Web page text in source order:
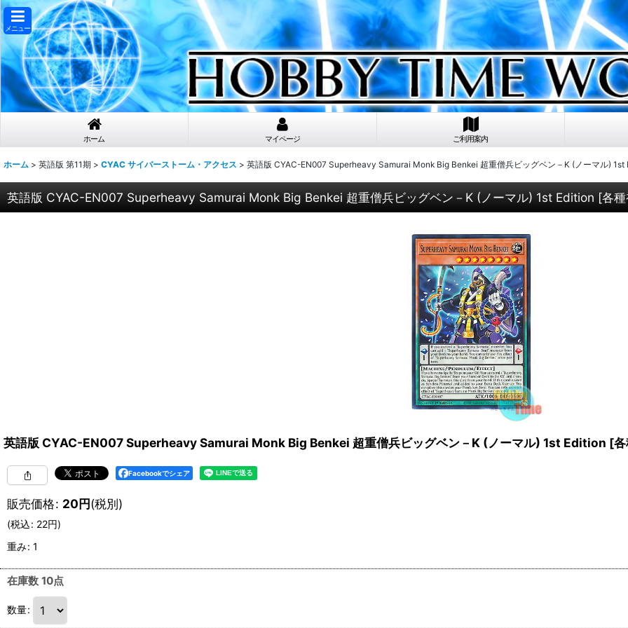
メニュー
ホーム マイページ ご利用案内
ホーム > 英語版 第11期 > CYAC サイバーストーム・アクセス > 英語版 CYAC-EN007 Superheavy Samurai Monk Big Benkei 超重僧兵ビッグベン－K (ノーマル) 1st
英語版 CYAC-EN007 Superheavy Samurai Monk Big Benkei 超重僧兵ビッグベン－K (ノーマル) 1st Edition [各種
英語版 CYAC-EN007 Superheavy Samurai Monk Big Benkei 超重僧兵ビッグベン－K (ノーマル) 1st Edition [
Facebookでシェア
販売価格: 20円(税別)
(税込: 22円)
重み: 1
在庫数 10点
数量: